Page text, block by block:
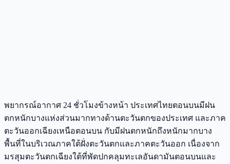
พยากรณ์อากาศ 24 ชั่วโมงข้างหน้า ประเทศไทยตอนบนมีฝน
ตกหนักบางแห่งส่วนมากทางด้านตะวันตกของประเทศ และภาค
ตะวันออกเฉียงเหนือตอนบน กับมีฝนตกหนักถึงหนักมากบาง
พื้นที่ในบริเวณภาคใต้ฝั่งตะวันตกและภาคตะวันออก เนื่องจาก
มรสุมตะวันตกเฉียงใต้ที่พัดปกคลุมทะเลอันดามันตอนบนและ